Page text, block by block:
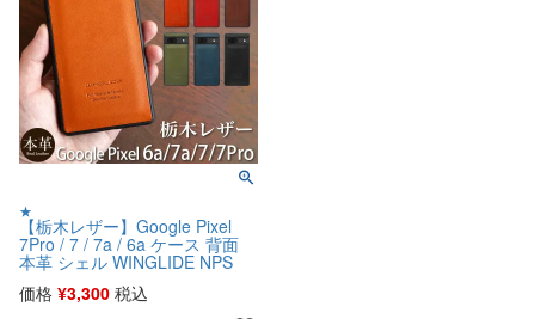
★
【栃木レザー】Google Pixel
7Pro / 7 / 7a / 6a ケース 背面
本革 シェル WINGLIDE NPS
価格 ¥3,300 税込